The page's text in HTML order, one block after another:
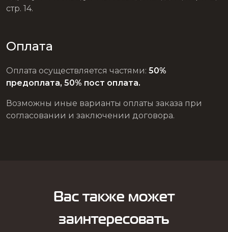
стр. 14.
Оплата
Оплата осуществляется частями: 50%
предоплата, 50% пост оплата.
Возможны иные варианты оплаты заказа при
согласовании и заключении договора.
Вас также может
заинтересовать